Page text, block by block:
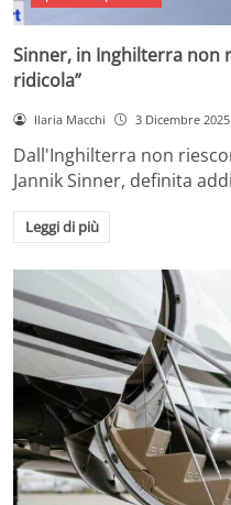
Sinner, in Inghilterra non
ridicola”
Ilaria Macchi 3 Dicembre 2025
Dall'Inghilterra non
Jannik Sinner, definita
Leggi di più